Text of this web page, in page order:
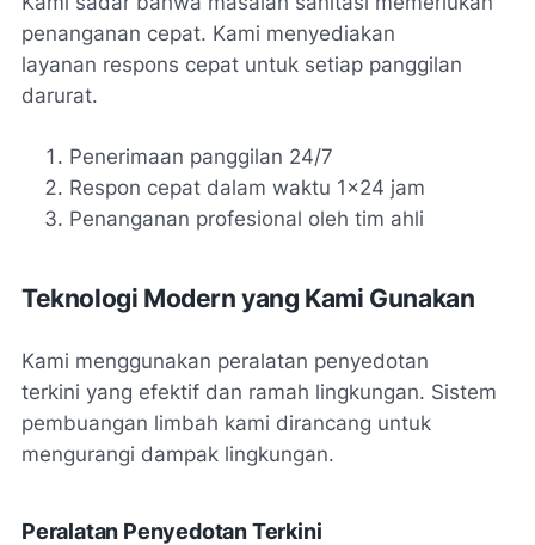
penanganan cepat. Kami menyediakan
layanan respons cepat untuk setiap panggilan
darurat.
Penerimaan panggilan 24/7
Respon cepat dalam waktu 1x24 jam
Penanganan profesional oleh tim ahli
Teknologi Modern yang Kami Gunakan
Kami menggunakan peralatan penyedotan
terkini yang efektif dan ramah lingkungan. Sistem
pembuangan limbah kami dirancang untuk
mengurangi dampak lingkungan.
Peralatan Penyedotan Terkini